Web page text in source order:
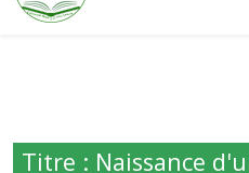
Titre : Naissance